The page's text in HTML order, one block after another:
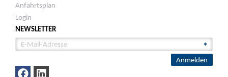
Anfahrtsplan
Login
NEWSLETTER